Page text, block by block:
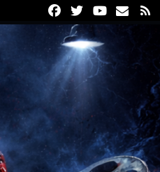
FacebookTwitterYoutube
Email